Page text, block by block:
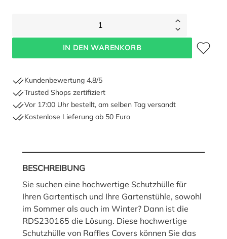
1
IN DEN WARENKORB
Zum
Kundenbewertung 4.8/5
Trusted Shops zertifiziert
Vor 17:00 Uhr bestellt, am selben Tag versandt
Kostenlose Lieferung ab 50 Euro
BESCHREIBUNG
Sie suchen eine hochwertige Schutzhülle für
Ihren Gartentisch und Ihre Gartenstühle, sowohl
im Sommer als auch im Winter? Dann ist die
RDS230165 die Lösung. Diese hochwertige
Schutzhülle von Raffles Covers können Sie das